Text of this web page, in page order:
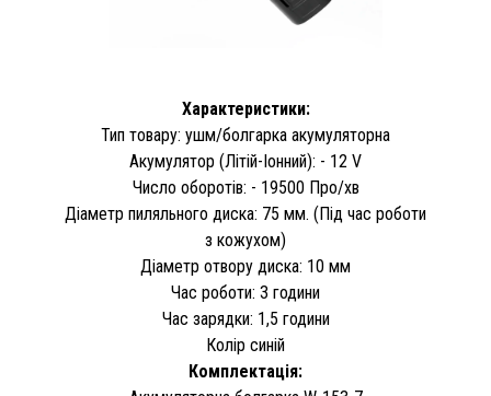
Характеристики:
Тип товару: ушм/болгарка акумуляторна
Акумулятор (Літій-Іонний): - 12 V
Число оборотів: - 19500 Про/хв
Діаметр пиляльного диска: 75 мм. (Під час роботи
з кожухом)
Діаметр отвору диска: 10 мм
Час роботи: 3 години
Час зарядки: 1,5 години
Колір синій
Комплектація: